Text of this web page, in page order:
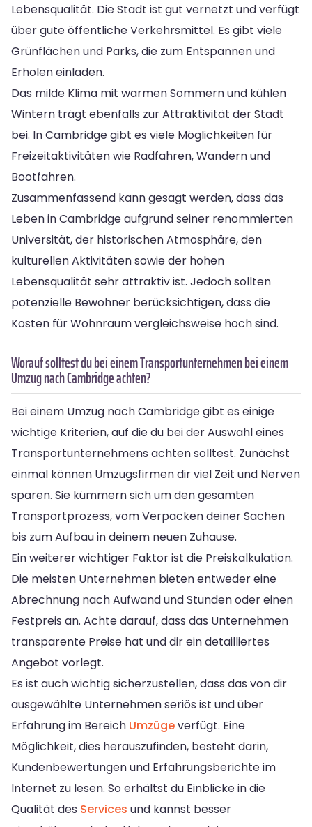
Lebensqualität. Die Stadt ist gut vernetzt und verfügt
über gute öffentliche Verkehrsmittel. Es gibt viele
Grünflächen und Parks, die zum Entspannen und
Erholen einladen.
Das milde Klima mit warmen Sommern und kühlen
Wintern trägt ebenfalls zur Attraktivität der Stadt
bei. In Cambridge gibt es viele Möglichkeiten für
Freizeitaktivitäten wie Radfahren, Wandern und
Bootfahren.
Zusammenfassend kann gesagt werden, dass das
Leben in Cambridge aufgrund seiner renommierten
Universität, der historischen Atmosphäre, den
kulturellen Aktivitäten sowie der hohen
Lebensqualität sehr attraktiv ist. Jedoch sollten
potenzielle Bewohner berücksichtigen, dass die
Kosten für Wohnraum vergleichsweise hoch sind.
Worauf solltest du bei einem Transportunternehmen bei einem
Umzug nach Cambridge achten?
Bei einem Umzug nach Cambridge gibt es einige
wichtige Kriterien, auf die du bei der Auswahl eines
Transportunternehmens achten solltest. Zunächst
einmal können Umzugsfirmen dir viel Zeit und Nerven
sparen. Sie kümmern sich um den gesamten
Transportprozess, vom Verpacken deiner Sachen
bis zum Aufbau in deinem neuen Zuhause.
Ein weiterer wichtiger Faktor ist die Preiskalkulation.
Die meisten Unternehmen bieten entweder eine
Abrechnung nach Aufwand und Stunden oder einen
Festpreis an. Achte darauf, dass das Unternehmen
transparente Preise hat und dir ein detailliertes
Angebot vorlegt.
Es ist auch wichtig sicherzustellen, dass das von dir
ausgewählte Unternehmen seriös ist und über
Erfahrung im Bereich Umzügeverfügt. Eine
Möglichkeit, dies herauszufinden, besteht darin,
Kundenbewertungen und Erfahrungsberichte im
Internet zu lesen. So erhältst du Einblicke in die
Qualität des Services und kannst besser